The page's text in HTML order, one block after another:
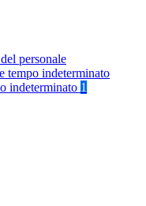
personale
tempo indeterminato
indeterminato 1